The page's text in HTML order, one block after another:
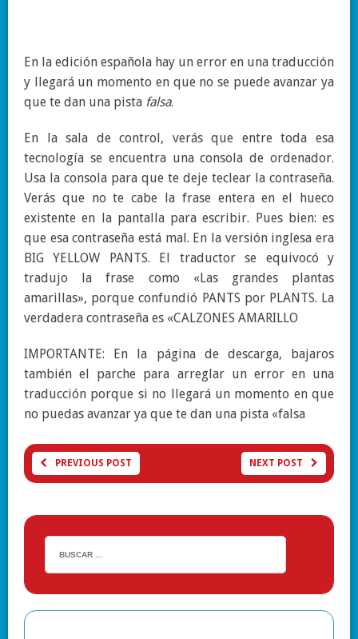
En la edición española hay un error en una traducción
y llegará un momento en que no se puede avanzar ya
que te dan una pista falsa.
En la sala de control, verás que entre toda esa
tecnología se encuentra una consola de ordenador.
Usa la consola para que te deje teclear la contraseña.
Verás que no te cabe la frase entera en el hueco
existente en la pantalla para escribir. Pues bien: es
que esa contraseña está mal. En la versión inglesa era
BIG YELLOW PANTS. El traductor se equivocó y
tradujo la frase como «Las grandes plantas
amarillas», porque confundió PANTS por PLANTS. La
verdadera contraseña es «CALZONES AMARILLO
IMPORTANTE: En la página de descarga, bajaros
también el parche para arreglar un error en una
traducción porque si no llegará un momento en que
no puedas avanzar ya que te dan una pista «falsa
PREVIOUS POST NEXT POST